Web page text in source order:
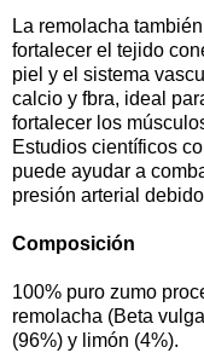
La remolacha
fortalecer el tejido
piel y el sistema
calcio y fbra, ideal
fortalecer los
Estudios científicos
puede ayudar a
presión arterial
Composición
100% puro zumo
remolacha (Beta
(96%) y limón (4%).